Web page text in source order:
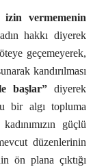
izin vermemenin
hakkı diyerek
geçemeyerek,
kandırılması
başlar” diyerek
bir algı topluma
güçlü
düzenlerinin
ön plana çıktığı